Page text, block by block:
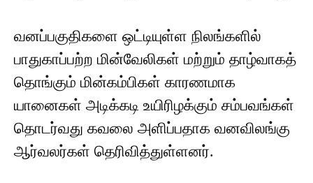
வனப்பகுதிகளை ஒட்டியுள்ள நிலங்களில்
பாதுகாப்பற்ற மின்வேலிகள் மற்றும் தாழ்வாகத்
தொங்கும் மின்கம்பிகள் காரணமாக
யானைகள் அடிக்கடி உயிரிழக்கும் சம்பவங்கள்
தொடர்வது கவலை அளிப்பதாக வனவிலங்கு
ஆர்வலர்கள் தெரிவித்துள்ளனர்.